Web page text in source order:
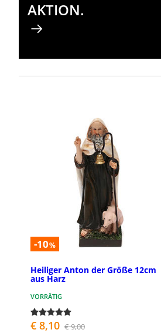
AKTION.
-10%
Heiliger Anton der Größe 12cm
aus Harz
VORRÄTIG
€ 8,10 € 9,00